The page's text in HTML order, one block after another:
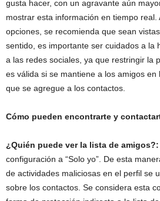
gusta hacer, con un agravante aún
mostrar esta información en tiempo
opciones, se recomienda que sean
sentido, es importante ser cuidados a la
a las redes sociales, ya que restringir la
es válida si se mantiene a los amigos en
que se agregue a los contactos.
Cómo pueden encontrarte y
¿Quién puede ver la lista de amigos?:
configuración a “Solo yo”. De esta
de actividades maliciosas en el perfil se
sobre los contactos. Se considera esta